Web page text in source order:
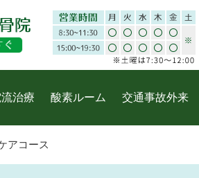
治療 酸素ルーム 交通事故外来
アコース